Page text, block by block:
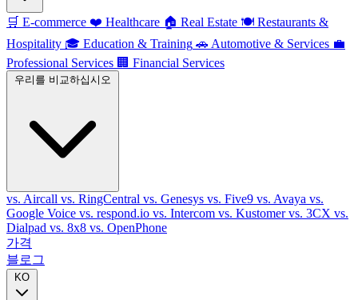
🛒 E-commerce ❤️ Healthcare 🏠 Real Estate 🍽️ Restaurants &
Hospitality 🎓 Education & Training 🚗 Automotive & Services 💼
Professional Services 🏢 Financial Services
우리를 비교하십시오
vs. Aircall vs. RingCentral vs. Genesys vs. Five9 vs. Avaya vs.
Google Voice vs. respond.io vs. Intercom vs. Kustomervs. 3CX vs.
Dialpad vs. 8x8 vs. OpenPhone
가격
블로그
KO